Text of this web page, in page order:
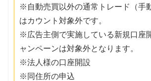
※自動売買以外の通常トレード（手
はカウント対象外です。
※広告主側で実施している新規口座
ャンペーンは対象外となります。
※法人様の口座開設
※同住所の申込